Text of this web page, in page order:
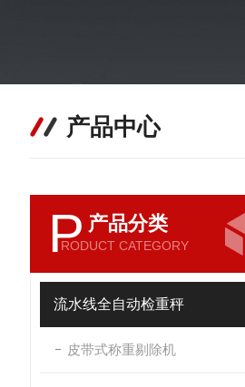
产品中心
P 产品分类
RODUCT CATEGORY
流水线全自动检重秤
皮带式称重剔除机